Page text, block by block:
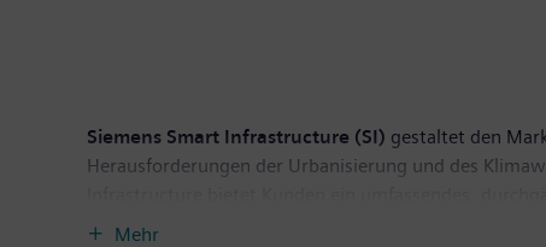
Siemens Smart Infrastructure (SI) gestaltet den
Herausforderungen der Urbanisierung und des
Nutzung der Energie. Mit einem zunehmend
Mehr